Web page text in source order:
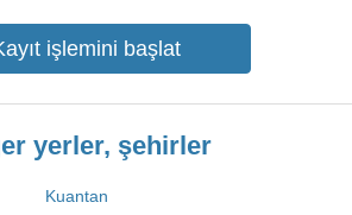
işlemini başlat
yerler, şehirler
Kuantan